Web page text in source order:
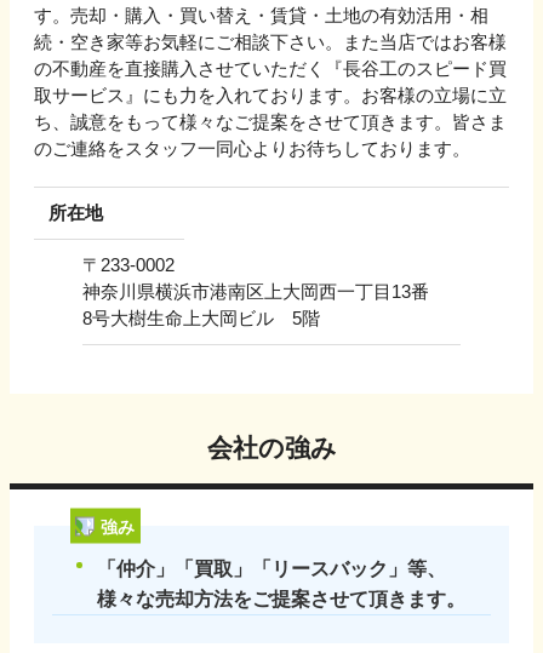
す。売却・購入・買い替え・賃貸・土地の有効活用・相
続・空き家等お気軽にご相談下さい。また当店ではお客様
の不動産を直接購入させていただく『長谷工のスピード買
取サービス』にも力を入れております。お客様の立場に立
ち、誠意をもって様々なご提案をさせて頂きます。皆さま
のご連絡をスタッフ一同心よりお待ちしております。
所在地
〒 233-0002
神奈川県横浜市港南区上大岡西一丁目13番
8号大樹生命上大岡ビル 5階
会社の強み
強み
「仲介」「買取」「リースバック」等、
様々な売却方法をご提案させて頂きます。